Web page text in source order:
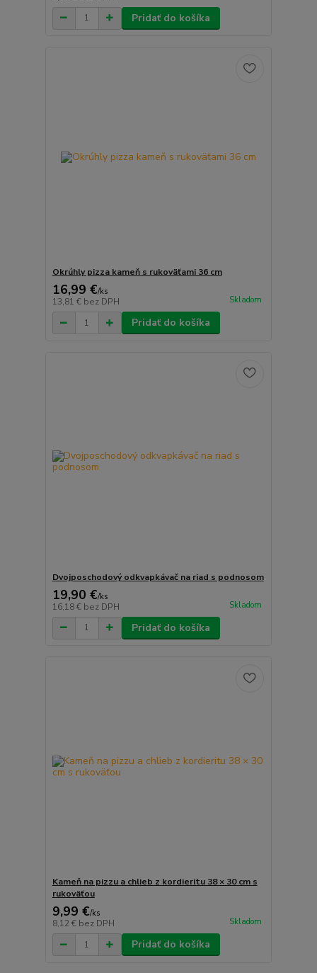
Pridať do košíka
Okrúhly pizza kameň s rukoväťami 36 cm
16,99 €/ks
13,81 € bez DPH Skladom
Pridať do košíka
Dvojposchodový odkvapkávač na riad s podnosom
19,90 €/ks
16,18 € bez DPH Skladom
Pridať do košíka
Kameň na pizzu a chlieb z kordieritu 38 × 30 cm s
rukoväťou
9,99 €/ks
8,12 € bez DPH Skladom
Pridať do košíka